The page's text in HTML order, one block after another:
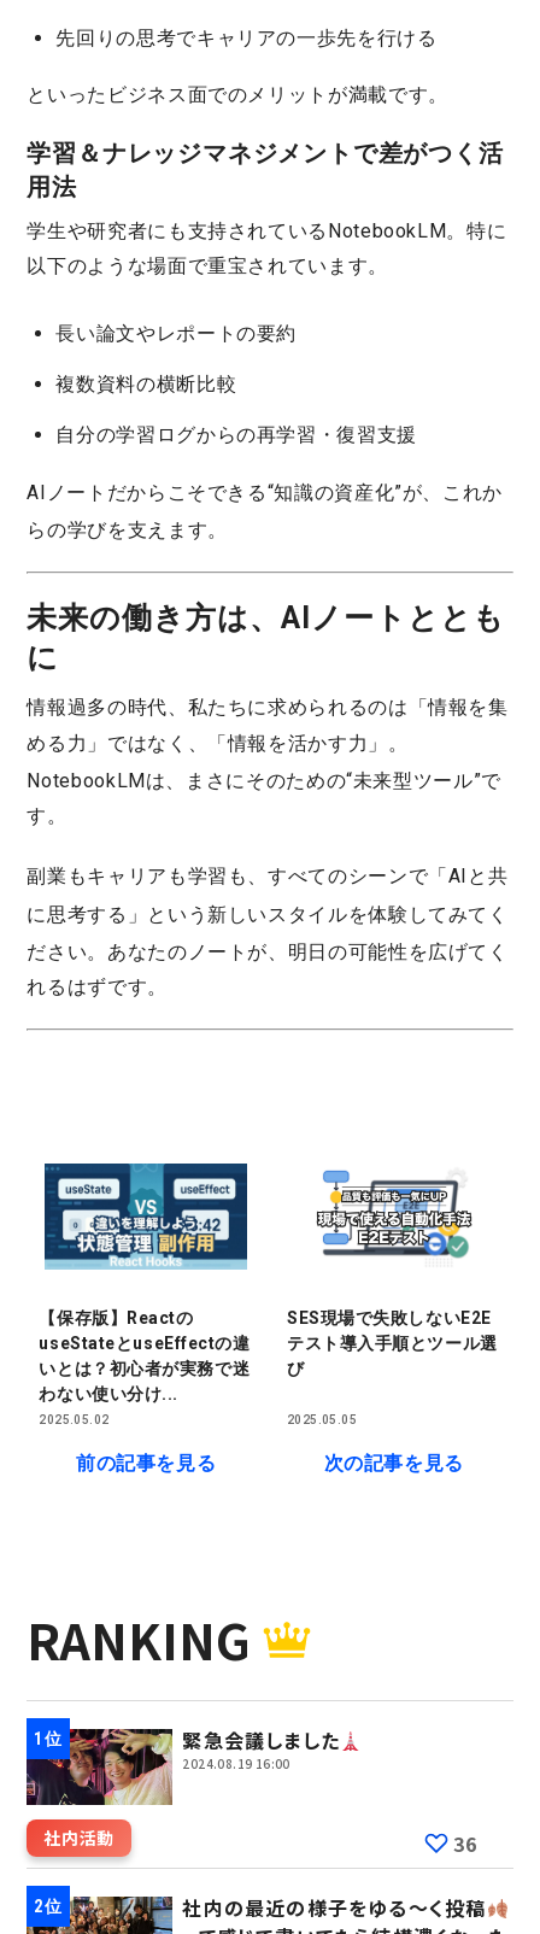
先回りの思考でキャリアの一歩先を行ける
といったビジネス面でのメリットが満載です。
学習＆ナレッジマネジメントで差がつく活
用法
学生や研究者にも支持されているNotebookLM。特に
以下のような場面で重宝されています。
長い論文やレポートの要約
複数資料の横断比較
自分の学習ログからの再学習・復習支援
AIノートだからこそできる“知識の資産化”が、これか
らの学びを支えます。
未来の働き方は、AIノートととも
に
情報過多の時代、私たちに求められるのは「情報を集
める力」ではなく、「情報を活かす力 」。
NotebookLMは、まさにそのための“未来型ツール”で
す。
副業もキャリアも学習も、すべてのシーンで「 AIと共
に思考する 」という新しいスタイルを体験してみてく
ださい。あなたのノートが、明日の可能性を広げてく
れるはずです。
【保存版】Reactの
useStateとuseEffectの違
いとは？初心者が実務で迷
わない使い分け...
2025.05.02
前の記事を見る
SES現場で失敗しないE2E
テスト導入手順とツール選
び
2025.05.05
次の記事を見る
RANKING
緊急会議しました
2024.08.19 16:00
社内活動 36
社内の最近の様子をゆる～く投稿